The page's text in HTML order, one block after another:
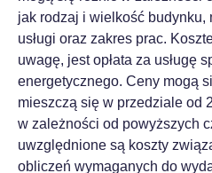
jak rodzaj i wielkość budynku,
usługi oraz zakres prac.
uwagę, jest opłata za usługę
energetycznego. Ceny mogą
mieszczą się w przedziale od
w zależności od powyższych
uwzględnione są koszty
obliczeń wymaganych do